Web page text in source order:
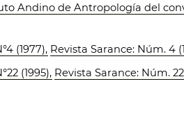
Andino de Antropología del
(1977), Revista Sarance: Núm. 4
(1995), Revista Sarance: Núm. 22